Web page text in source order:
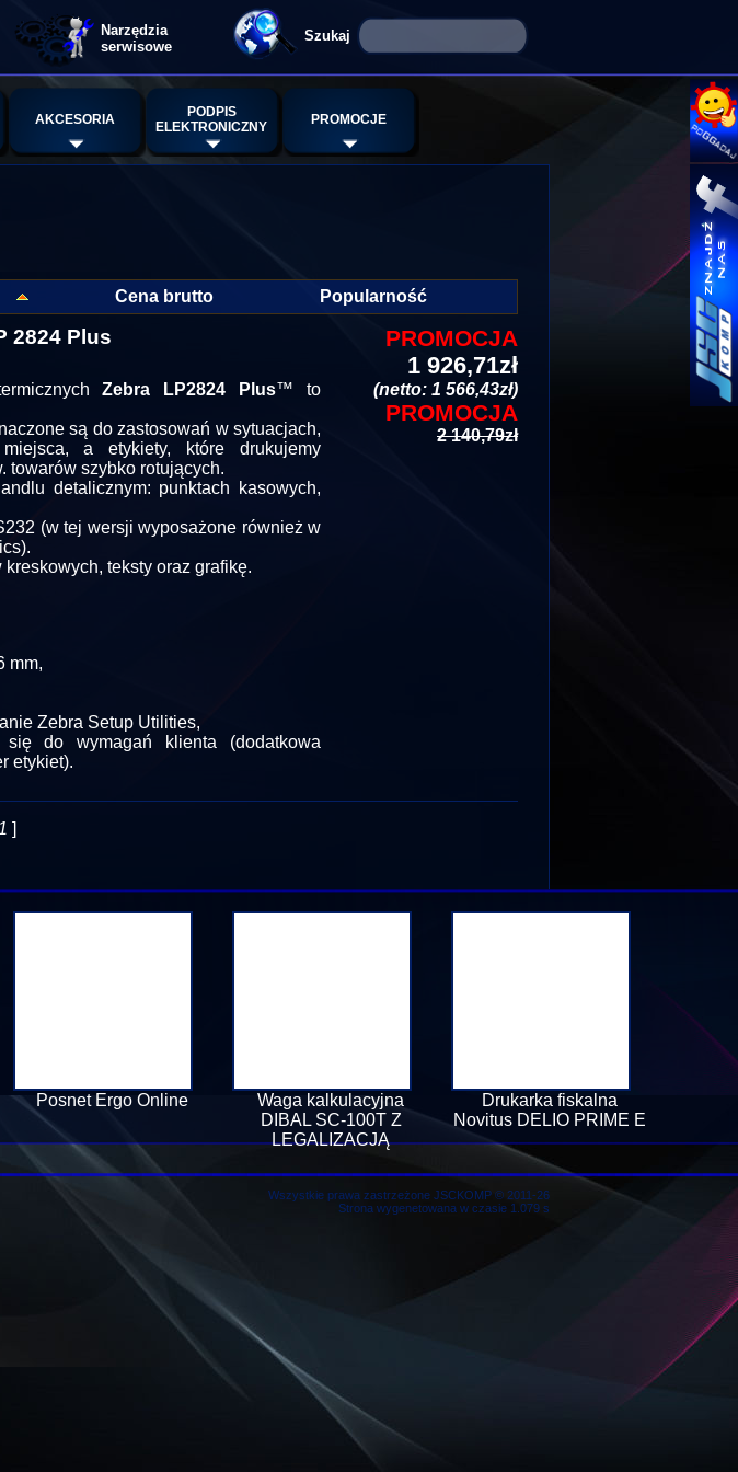
Narzędzia
serwisowe
AKCESORIA
PODPIS
ELEKTRONICZNY
PROMOCJE
Cena brutto Popularność
2824 Plus
Zebra LP2824 Plus™ to
są do zastosowań w sytuacjach,
a etykiety, które drukujemy
towarów szybko rotujących.
detalicznym: punktach kasowych,
(w tej wersji wyposażone również w
teksty oraz grafikę.
mm,
Zebra Setup Utilities,
się do wymagań klienta (dodatkowa
etykiet).
PROMOCJA
1 926,71zł
(netto: 1 566,43zł)
PROMOCJA
2 140,79zł
]
Posnet Ergo Online
Waga kalkulacyjna
DIBAL SC-100T Z
LEGALIZACJĄ
Drukarka fiskalna
Novitus DELIO PRIME E
Wszystkie prawa zastrzeżone JSCKOMP © 2011-26
Strona wygenetowana w czasie 1.079 s